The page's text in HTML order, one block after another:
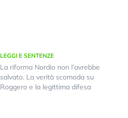
LEGGI E SENTENZE
La riforma Nordio non l’avrebbe
salvato. La verità scomoda su
Roggero e la legittima difesa